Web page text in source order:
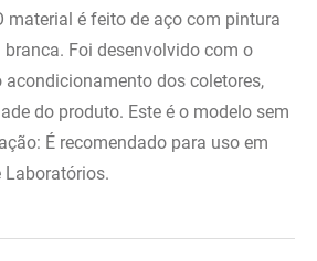
material é feito de aço com pintura
Foi desenvolvido com o
acondicionamento dos coletores,
do produto. Este é o modelo sem
É recomendado para uso em
Laboratórios.